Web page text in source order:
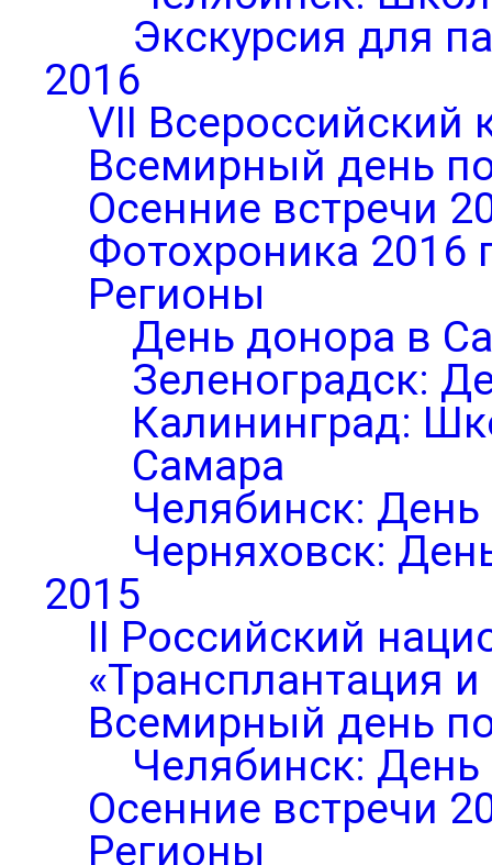
Экскурсия для
2016
VII Всероссийский
Всемирный день
Осенние встречи
Фотохроника 2016
Регионы
День донора в
Зеленоградск:
Калининград:
Самара
Челябинск: День
Черняховск:
2015
II Российский
«Трансплантация
Всемирный день
Челябинск: День
Осенние встречи
Регионы